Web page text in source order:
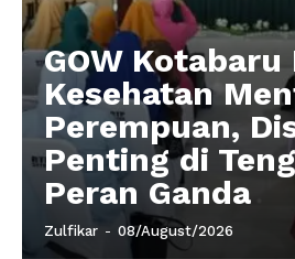
GOW Kotabaru
Kesehatan
Perempuan,
Penting di
Peran Ganda
Zulfikar - 08/August/2026